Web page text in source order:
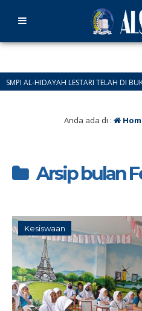
HIDAYAH LESTARI TELAH DI BUKA
BARU 2026
Anda ada di :
Arsip bulan
Kesiswaan